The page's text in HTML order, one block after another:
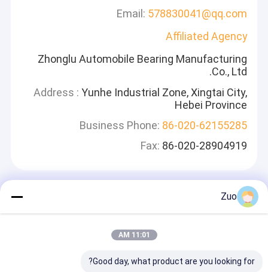
Email: 578830041@qq.com
Affiliated Agency
Zhonglu Automobile Bearing Manufacturing
Co., Ltd.
Address : Yunhe Industrial Zone, Xingtai City,
Hebei Province
Business Phone: 86-020-62155285
Fax: 86-020-28904919
Zuo
11:01 AM
Good day, what product are you looking for?